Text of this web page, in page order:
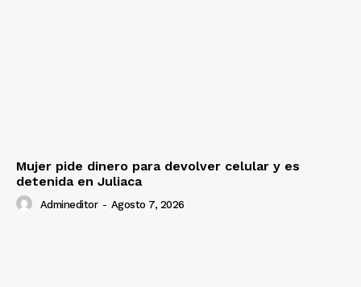
Mujer pide dinero para devolver celular y es
detenida en Juliaca
Admineditor - Agosto 7, 2026